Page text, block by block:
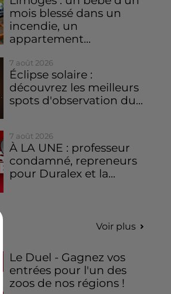
mois blessé dans un
incendie, un
appartement...
7 août 2026
Éclipse solaire :
découvrez les meilleurs
spots d'observation du...
7 août 2026
À LA UNE : professeur
condamné, repreneurs
pour Duralex et la...
Voir plus
Le Duel - Gagnez vos
entrées pour l'un des
zoos de nos régions !